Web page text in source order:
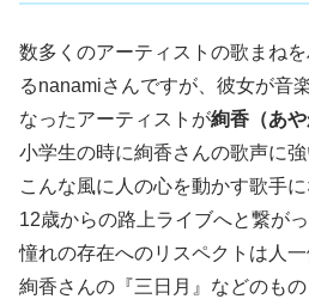
数多くのアーティストの歌まね
るnanamiさんですが、彼女が音
なったアーティストが絢香（あ
小学生の時に絢香さんの歌声に
こんな風に人の心を動かす歌手
12歳からの路上ライブへと繋がっ
憧れの存在へのリスペクトは人
絢香さんの『三日月』などのもの